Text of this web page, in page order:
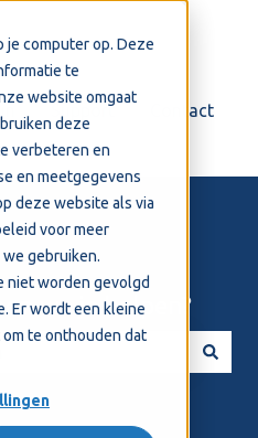
je computer op. Deze
te
website omgaat
deze
verbeteren en
en meetgegevens
deze website als via
voor meer
gebruiken.
niet worden gevolgd
Er wordt een kleine
te onthouden dat
Support Contact
we je helpen?